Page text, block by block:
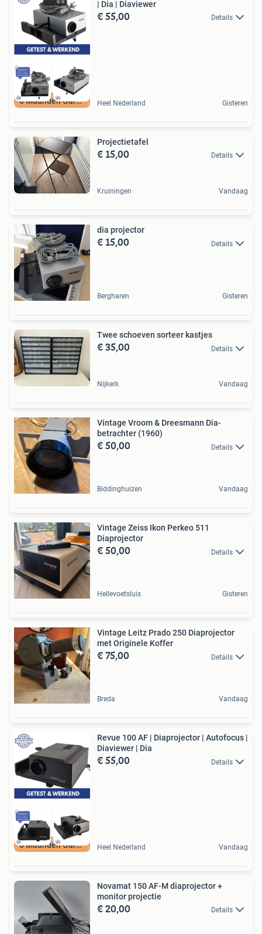
6 Maanden Garantie
| Dia | Diaviewer
€ 55,00 Details
Heel Nederland Gisteren
Projectietafel
€ 15,00 Details
Kruiningen Vandaag
dia projector
€ 15,00 Details
Bergharen Gisteren
Twee schoeven sorteer kastjes
€ 35,00 Details
Nijkerk Vandaag
Vintage Vroom & Dreesmann Dia-
betrachter (1960)
€ 50,00 Details
Biddinghuizen Vandaag
Vintage Zeiss Ikon Perkeo 511
Diaprojector
€ 50,00 Details
Hellevoetsluis Gisteren
Vintage Leitz Prado 250 Diaprojector
met Originele Koffer
€ 75,00 Details
Breda Vandaag
6 Maanden Garantie
Revue 100 AF | Diaprojector | Autofocus |
Diaviewer | Dia
€ 55,00 Details
Heel Nederland Vandaag
Novamat 150 AF-M diaprojector +
monitor projectie
€ 20,00 Details